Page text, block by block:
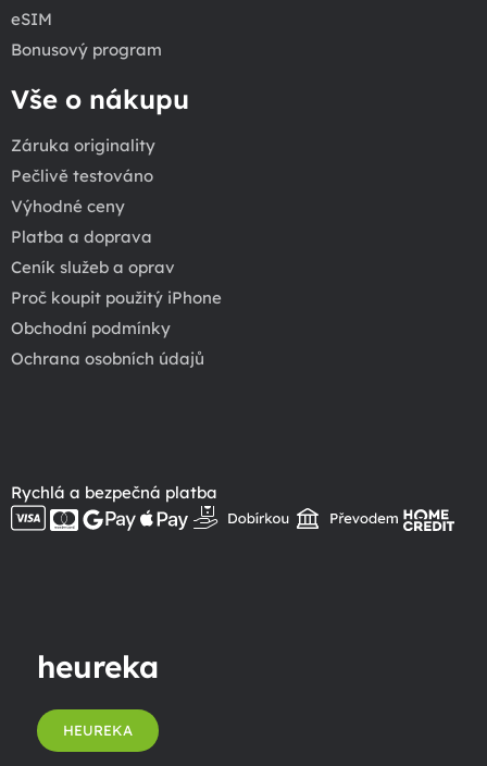
eSIM
Bonusový program
Vše o nákupu
Záruka originality
Pečlivě testováno
Výhodné ceny
Platba a doprava
Ceník služeb a oprav
Proč koupit použitý iPhone
Obchodní podmínky
Ochrana osobních údajů
Rychlá a bezpečná platba
heureka
HEUREKA